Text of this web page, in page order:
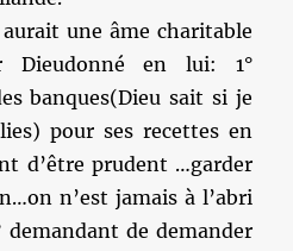
une âme charitable
Dieudonné en lui: 1°
banques(Dieu sait si je
pour ses recettes en
d’être prudent …garder
n’est jamais à l’abri
demandant de demander